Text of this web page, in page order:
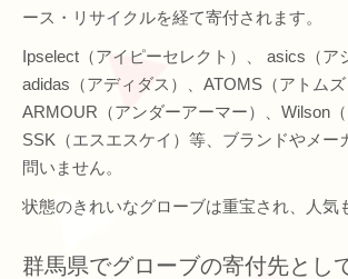
ース・リサイクルを経て寄付されます。
Ipselect（アイピーセレクト）、 asics（ア
adidas（アディダス）、ATOMS（アトム
ARMOUR（アンダーアーマー）、Wilson（
SSK（エスエスケイ）等、ブランドやメー
問いません。
状態のきれいなグローブは重宝され、人気
群馬県でグローブの寄付先とし